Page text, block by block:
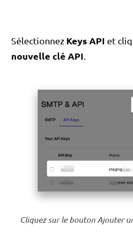
Sélectionnez Keys API et
nouvelle clé API.
Cliquez sur le bouton Ajouter